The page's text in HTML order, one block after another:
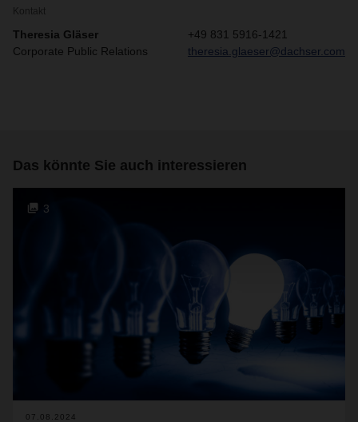
Kontakt
Theresia Gläser
Corporate Public Relations
+49 831 5916-1421
theresia.glaeser@dachser.com
Das könnte Sie auch interessieren
3
07.08.2024